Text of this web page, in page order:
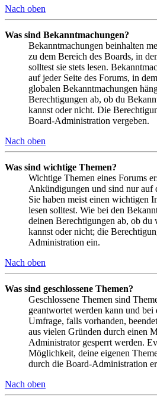
Nach oben
Was sind Bekanntmachungen?
Bekanntmachungen beinhalten
zu dem Bereich des Boards, in
solltest sie stets lesen.
auf jeder Seite des Forums, in
globalen Bekanntmachungen
Berechtigungen ab, ob du
kannst oder nicht. Die
Board-Administration vergeben.
Nach oben
Was sind wichtige Themen?
Wichtige Themen eines Forums
Ankündigungen und sind nur auf
Sie haben meist einen wichtigen
lesen solltest. Wie bei den
deinen Berechtigungen ab, ob du
kannst oder nicht; die
Administration ein.
Nach oben
Was sind geschlossene Themen?
Geschlossene Themen sind
geantwortet werden kann und bei
Umfrage, falls vorhanden,
aus vielen Gründen durch einen
Administrator gesperrt werden.
Möglichkeit, deine eigenen
durch die Board-Administration
Nach oben